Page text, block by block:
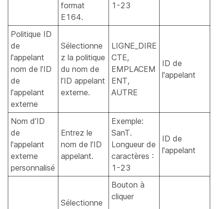
format
E164.
1-23
Politique ID
de
l'appelant
nom de l’ID
de
l'appelant
externe
Sélectionne
z la politique
du nom de
l’ID appelant
externe.
LIGNE_DIRE
CTE,
EMPLACEM
ENT,
AUTRE
ID de
l'appelant
Nom d’ID
de
l'appelant
externe
personnalisé
Entrez le
nom de l’ID
appelant.
Exemple:
SanT.
Longueur de
caractères :
1-23
ID de
l'appelant
Sélectionne
Bouton à
cliquer